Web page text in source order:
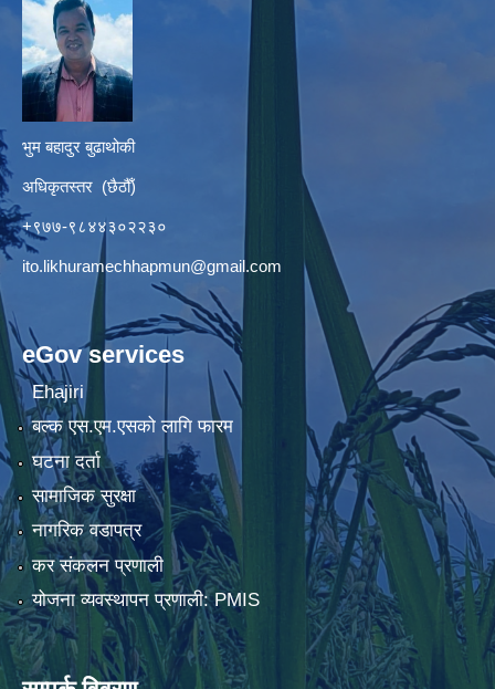
भुम बहादुर बुढाथोकी
अधिकृतस्तर (छैठौँ)
+९७७-९८४४३०२२३०
ito.likhuramechhapmun@gmail.com
eGov services
Ehajiri
बल्क एस.एम.एसको लागि फारम
घटना दर्ता
सामाजिक सुरक्षा
नागरिक वडापत्र
कर संकलन प्रणाली
योजना व्यवस्थापन प्रणाली: PMIS